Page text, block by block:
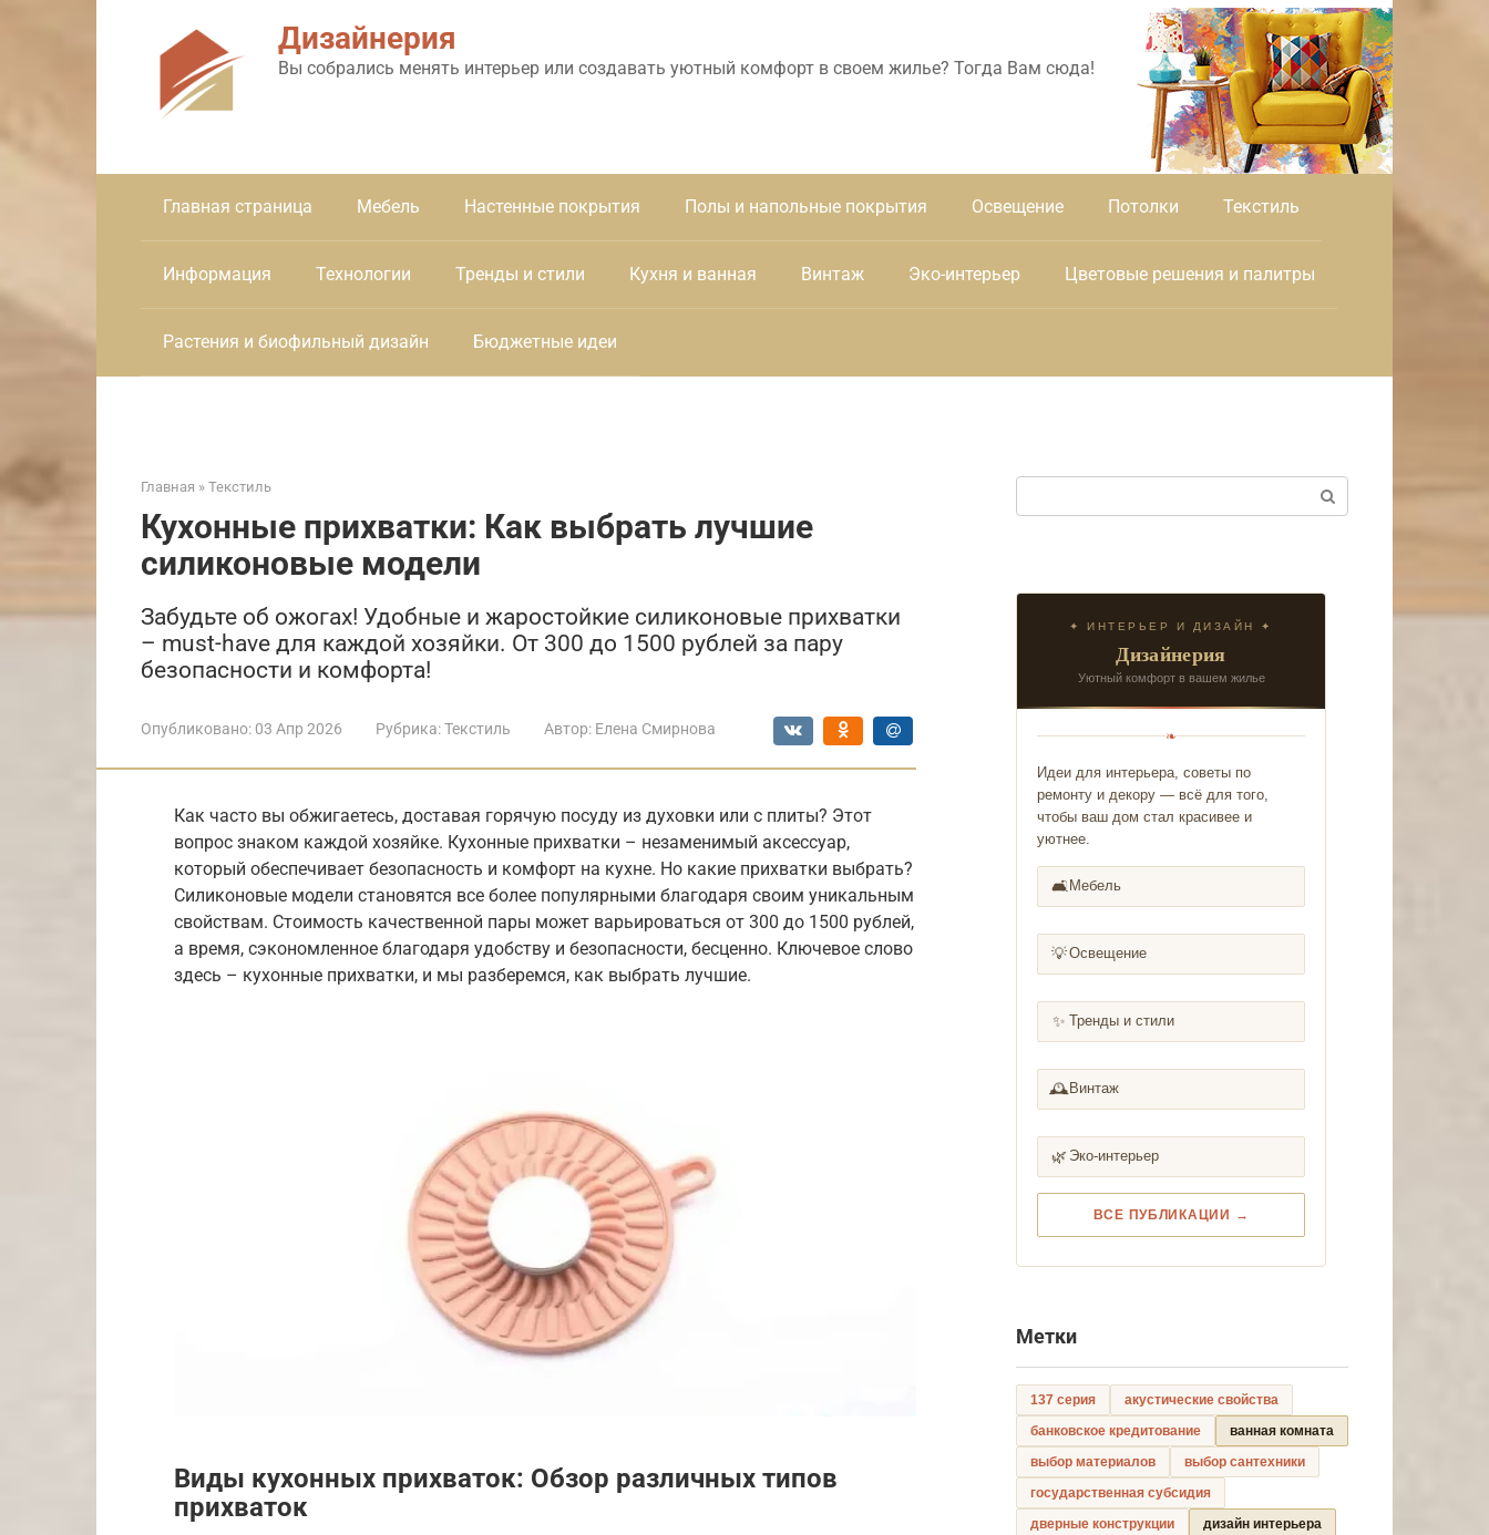
Дизайнерия
Вы собрались менять интерьер или создавать уютный комфорт в своем жилье? Тогда Вам сюда!
Главная страница Мебель Настенные покрытия Полы и напольные покрытия Освещение Потолки Текстиль
Информация Технологии Тренды и стили Кухня и ванная Винтаж Эко-интерьер Цветовые решения и палитры
Растения и биофильный дизайн Бюджетные идеи
Главная » Текстиль
Кухонные прихватки: Как выбрать лучшие
силиконовые модели
Забудьте об ожогах! Удобные и жаростойкие силиконовые прихватки
– must-have для каждой хозяйки. От 300 до 1500 рублей за пару
безопасности и комфорта!
Опубликовано: 03 Апр 2026 Рубрика:Текстиль Автор: Елена Смирнова
Как часто вы обжигаетесь, доставая горячую посуду из духовки или с плиты? Этот
вопрос знаком каждой хозяйке. Кухонные прихватки – незаменимый аксессуар,
который обеспечивает безопасность и комфорт на кухне. Но какие прихватки выбрать?
Силиконовые модели становятся все более популярными благодаря своим уникальным
свойствам. Стоимость качественной пары может варьироваться от 300 до 1500 рублей,
а время, сэкономленное благодаря удобству и безопасности, бесценно. Ключевое слово
здесь – кухонные прихватки, и мы разберемся, как выбрать лучшие.
Виды кухонных прихваток: Обзор различных типов
прихваток
✦ ИНТЕРЬЕР И ДИЗАЙН ✦
Дизайнерия
Уютный комфорт в вашем жилье
❧
Идеи для интерьера, советы по
ремонту и декору — всё для того,
чтобы ваш дом стал красивее и
уютнее.
🛋️ Мебель
💡Освещение
✨ Тренды и стили
🕰️ Винтаж
🌿 Эко-интерьер
ВСЕ ПУБЛИКАЦИИ →
Метки
137 серия
акустические свойства
банковское кредитование
ванная комната
выбор материалов
выбор сантехники
государственная субсидия
дверные конструкции
дизайн интерьера